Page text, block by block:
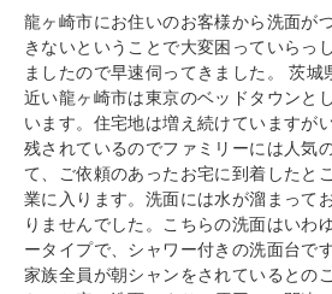
龍ヶ崎市にお住いのお客様から洗面が
きないということで大変困っていらっ
ましたので早速伺ってきました。 茨城
近い龍ヶ崎市は東京のベッドタウンと
います。住宅地は増え続けていますが
残されているのでファミリーには人気
て、ご依頼のあったお宅に到着したと
業に入ります。洗面には水が溜まって
りませんでした。こちらの洗面はいわ
ータイプで、シャワー付きの洗面台で
家族全員が朝シャンをされているとの